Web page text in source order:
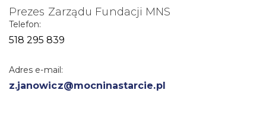
Prezes Zarządu Fundacji MNS
Telefon:
518 295 839
Adres e-mail:
z.janowicz@mocninastarcie.pl